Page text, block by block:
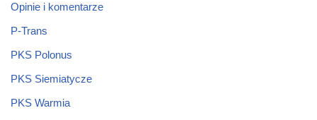
Opinie i komentarze
P-Trans
PKS Polonus
PKS Siemiatycze
PKS Warmia